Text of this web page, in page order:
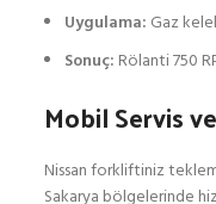
Uygulama: Gaz
Sonuç: Rölanti 750
Mobil Servis
Nissan forkliftiniz
Sakarya bölgelerinde